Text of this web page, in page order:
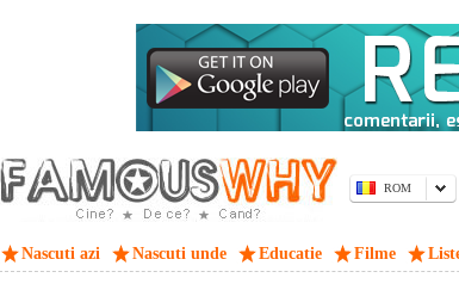
ROM
Nascuti azi Nascuti unde Educatie Filme